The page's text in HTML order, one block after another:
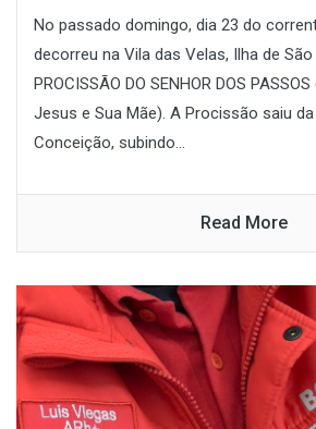
No passado domingo, dia 23 do
decorreu na Vila das Velas, Ilha de
PROCISSÃO DO SENHOR DOS
Jesus e Sua Mãe). A Procissão saiu
Conceição, subindo...
Read More